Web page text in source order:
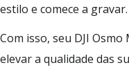
estilo e comece a gravar.
Com isso, seu DJI
elevar a qualidade das